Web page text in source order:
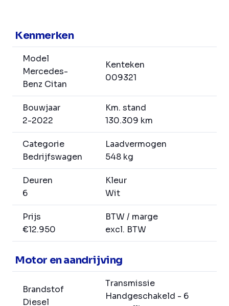
Kenmerken
Model
Mercedes-
Benz Citan
Kenteken
009321
Bouwjaar
2-2022
Km. stand
130.309 km
Categorie
Bedrijfswagen
Laadvermogen
548 kg
Deuren
6
Kleur
Wit
Prijs
€12.950
BTW / marge
excl. BTW
Motor en aandrijving
Brandstof
Diesel
Transmissie
Handgeschakeld - 6